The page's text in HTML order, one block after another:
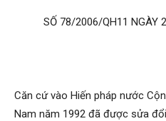
SỐ 78/2006/QH11 NGÀY
Căn cứ vào Hiến pháp nước
Nam năm 1992 đã được sửa